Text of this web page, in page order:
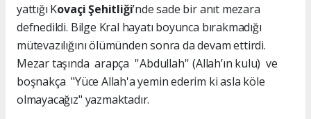
yattığı Kovaçi Şehitliği’nde sade bir anıt mezara
defnedildi. Bilge Kral hayatı boyunca bırakmadığı
mütevazılığını ölümünden sonra da devam ettirdi.
Mezar taşında arapça ''Abdullah'' (Allah’ın kulu) ve
boşnakça "Yüce Allah'a yemin ederim ki asla köle
olmayacağız" yazmaktadır.